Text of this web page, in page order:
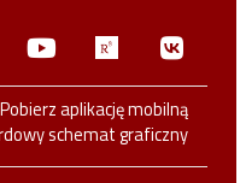
Youtube
Pobierz aplikację mobilną
schemat graficzny